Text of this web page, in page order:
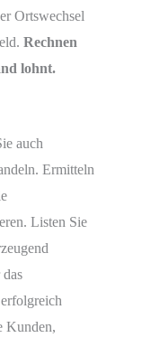
Ortswechsel
Rechnen
lohnt.
auch
Ermitteln
Listen Sie
Kunden,